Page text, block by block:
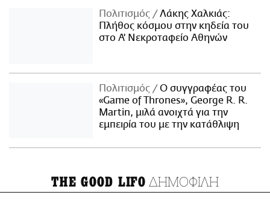
Πολιτισμός
Λάκης Χαλκιάς:
Πλήθος κόσμου στην κηδεία του
στο Α' Νεκροταφείο Αθηνών
Πολιτισμός
Ο συγγραφέας του
«Game of Thrones», George R. R.
Martin, μιλά ανοιχτά για την
εμπειρία του με την κατάθλιψη
THE GOOD LIFO ΔΗΜΟΦΙΛΗ